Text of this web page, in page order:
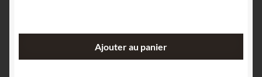
Ajouter au panier